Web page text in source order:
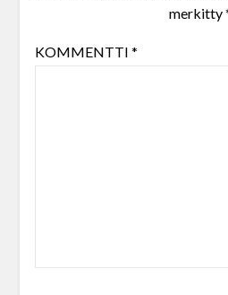
merkitty
KOMMENTTI *